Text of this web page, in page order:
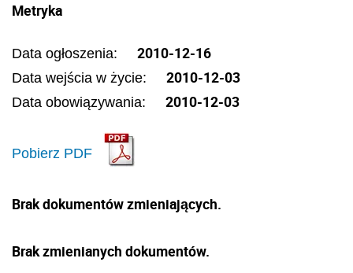
Metryka
Data ogłoszenia: 2010-12-16
Data wejścia w życie: 2010-12-03
Data obowiązywania: 2010-12-03
Pobierz PDF
Brak dokumentów zmieniających.
Brak zmienianych dokumentów.